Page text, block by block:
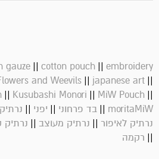
gauze || cotton pouch || embroidery
and Weevils || japanese art ||
|| Kusubashi Monori || MiW Pouch ||
moritaMiW
|| בד פרחוני || יפני ||
נרתיק לאיפור || נרתיק מעוצב || נרתיק
|| רקמה